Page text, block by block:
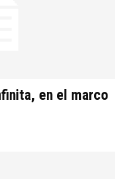
en el marco